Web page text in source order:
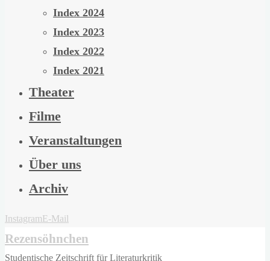
Index 2024
Index 2023
Index 2022
Index 2021
Theater
Filme
Veranstaltungen
Über uns
Archiv
InstagramE-Mail
Rezensöhnchen
Studentische Zeitschrift für Literaturkritik